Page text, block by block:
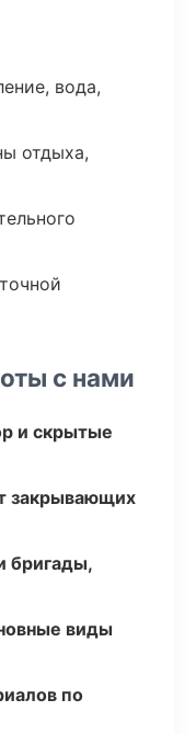
вода,
отдыха,
с нами
и скрытые
закрывающих
бригады,
виды
по